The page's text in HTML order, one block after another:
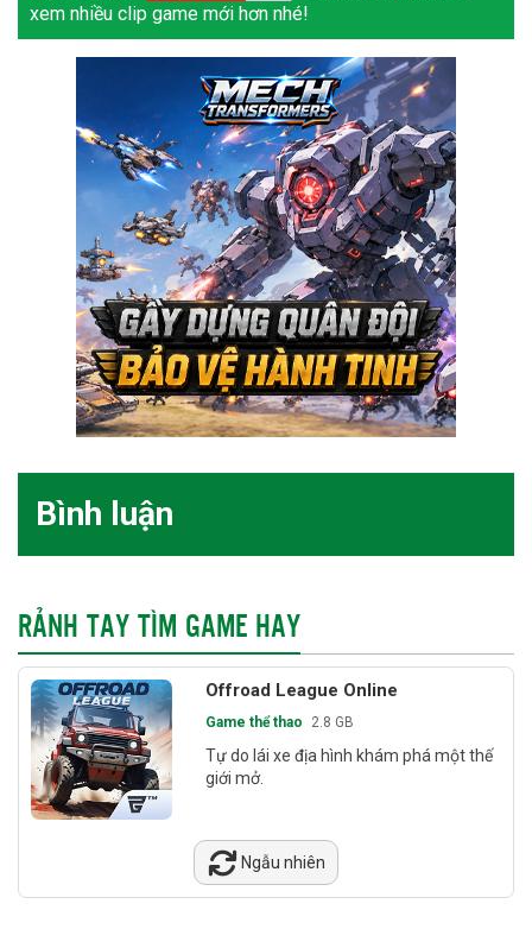
xem nhiều clip game mới hơn nhé!
Bình luận
RẢNH TAY TÌM GAME HAY
Offroad League Online
Game thể thao 2.8 GB
Tự do lái xe địa hình khám phá một thế
giới mở.
Ngẫu nhiên